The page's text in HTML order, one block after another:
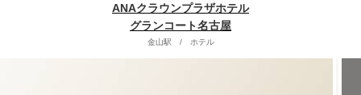
ANAクラウンプラザホテル
グランコート名古屋
金山駅 / ホテル